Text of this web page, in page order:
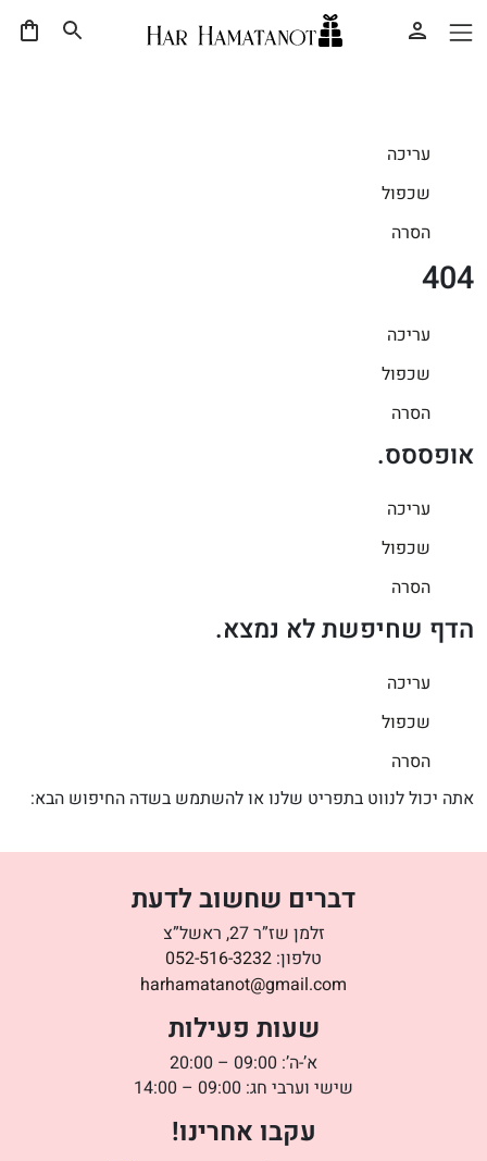
עריכה
שכפול
הסרה
404
עריכה
שכפול
הסרה
אופססס.
עריכה
שכפול
הסרה
הדף שחיפשת לא נמצא.
עריכה
שכפול
הסרה
אתה יכול לנווט בתפריט שלנו או להשתמש בשדה החיפוש הבא:
דברים שחשוב לדעת
זלמן שז”ר 27, ראשל”צ
טלפון: 052-516-3232
harhamatanot@gmail.com
שעות פעילות
א’-ה’: 09:00 – 20:00
שישי וערבי חג: 09:00 – 14:00
עקבו אחרינו!